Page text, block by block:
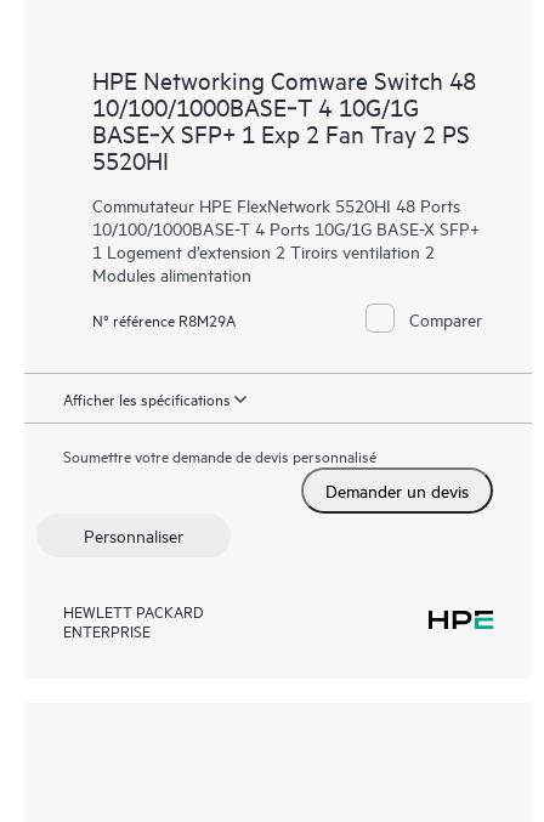
HPE Networking Comware Switch 48
10/100/1000BASE‑T 4 10G/1G
BASE‑X SFP+ 1 Exp 2 Fan Tray 2 PS
5520HI
Commutateur HPE FlexNetwork 5520HI 48 Ports
10/100/1000BASE-T 4 Ports 10G/1G BASE-X SFP+
1 Logement d’extension 2 Tiroirs ventilation 2
Modules alimentation
N° référence R8M29A Comparer
Afficher les spécifications
Soumettre votre demande de devis personnalisé
Demander un devis
Personnaliser
HEWLETT PACKARD
ENTERPRISE